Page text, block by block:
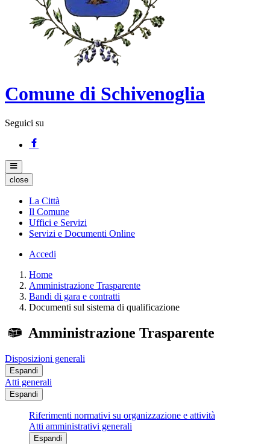
Comune di Schivenoglia
Seguici su
close
La Città
Il Comune
Uffici e Servizi
Servizi e Documenti Online
Accedi
Home
Amministrazione Trasparente
Bandi di gara e contratti
Documenti sul sistema di qualificazione
Amministrazione Trasparente
Disposizioni generali
Espandi
Atti generali
Espandi
Riferimenti normativi su organizzazione e attività
Atti amministrativi generali
Espandi